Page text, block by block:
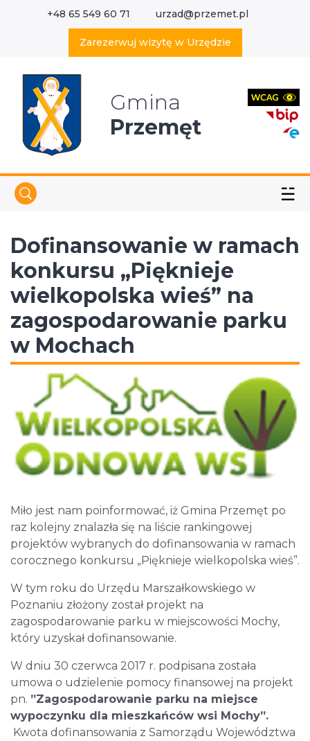
+48 65 549 60 71 urzad@przemet.pl
Zarezerwuj wizytę w Urzędzie
Gmina
Przemęt
☱
Dofinansowanie w ramach
konkursu „Pięknieje
wielkopolska wieś” na
zagospodarowanie parku
w Mochach
Miło jest nam poinformować, iż Gmina Przemęt po
raz kolejny znalazła się na liście rankingowej
projektów wybranych do dofinansowania w ramach
corocznego konkursu „Pięknieje wielkopolska wieś”.
W tym roku do Urzędu Marszałkowskiego w
Poznaniu złożony został projekt na
zagospodarowanie parku w miejscowości Mochy,
który uzyskał dofinansowanie.
W dniu 30 czerwca 2017 r. podpisana została
umowa o udzielenie pomocy finansowej na projekt
pn. ”Zagospodarowanie parku na miejsce
wypoczynku dla mieszkańców wsi Mochy”.
Kwota dofinansowania z Samorządu Województwa
Wyszukaj w serwisie